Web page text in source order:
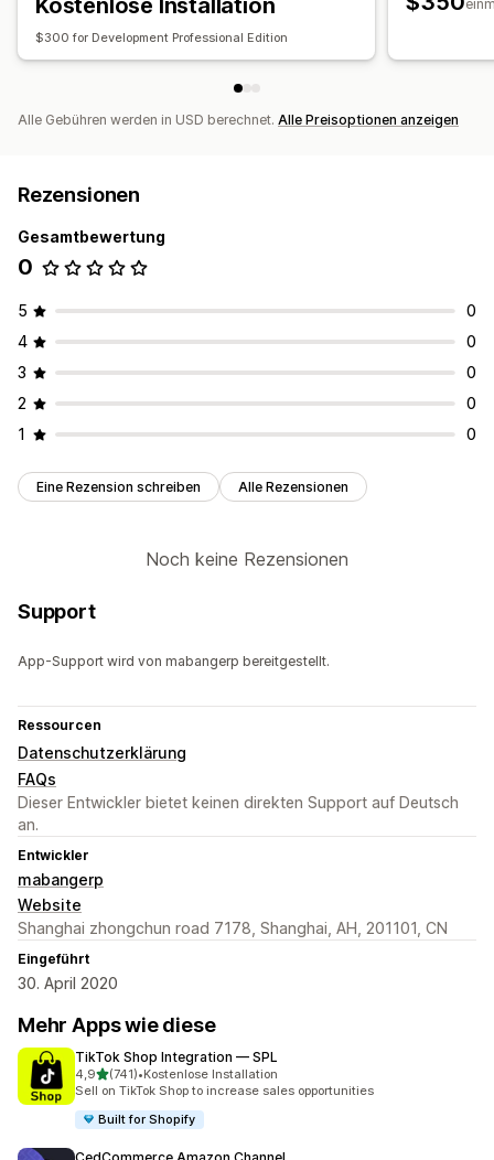
Kostenlose Installation
$300 for Development Professional Edition
Alle Gebühren werden in USD berechnet. Alle Preisoptionen anzeigen
Rezensionen
Gesamtbewertung
0
5
0
4
0
3
0
2
0
1
0
Eine Rezension schreiben Alle Rezensionen
Noch keine Rezensionen
Support
App-Support wird von mabangerp bereitgestellt.
Ressourcen
Datenschutzerklärung
FAQs
Dieser Entwickler bietet keinen direkten Support auf Deutsch
an.
Entwickler
mabangerp
Website
Shanghai zhongchun road 7178, Shanghai, AH, 201101, CN
Eingeführt
30. April 2020
Mehr Apps wie diese
TikTok Shop Integration — SPL
4,9von 5 Sternen
(741)
741 Rezensionen insgesamt
•Kostenlose Installation
Sell on TikTok Shop to increase sales opportunities
Built for Shopify